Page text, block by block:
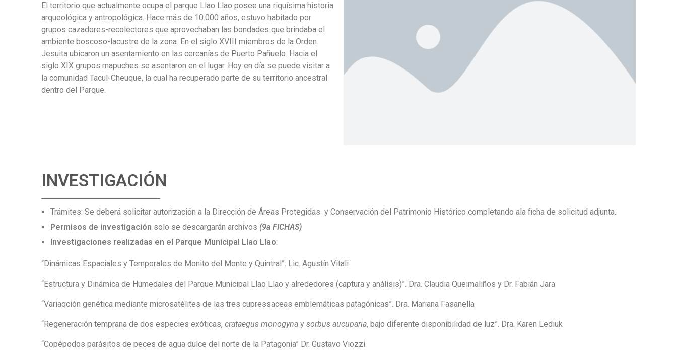
El territorio que actualmente ocupa el parque Llao Llao posee una riquísima historia
arqueológica y antropológica. Hace más de 10.000 años, estuvo habitado por
grupos cazadores-recolectores que aprovechaban las bondades que brindaba el
ambiente boscoso-lacustre de la zona. En el siglo XVIII miembros de la Orden
Jesuita ubicaron un asentamiento en las cercanías de Puerto Pañuelo. Hacia el
siglo XIX grupos mapuches se asentaron en el lugar. Hoy en día se puede visitar a
la comunidad Tacul-Cheuque, la cual ha recuperado parte de su territorio ancestral
dentro del Parque.
INVESTIGACIÓN
Trámites: Se deberá solicitar autorización a la Dirección de Áreas Protegidas y Conservación del Patrimonio Histórico completando ala ficha de solicitud adjunta.
Permisos de investigación solo se descargarán archivos (9a FICHAS)
Investigaciones realizadas en el Parque Municipal Llao Llao:
“Dinámicas Espaciales y Temporales de Monito del Monte y Quintral”. Lic. Agustín Vitali
“Estructura y Dinámica de Humedales del Parque Municipal Llao Llao y alrededores (captura y análisis)”. Dra. Claudia Queimaliños y Dr. Fabián Jara
“Variaqción genética mediante microsatélites de las tres cupressaceas emblemáticas patagónicas”. Dra. Mariana Fasanella
“Regeneración temprana de dos especies exóticas, crataegus monogyna y sorbus aucuparia, bajo diferente disponibilidad de luz”. Dra. Karen Lediuk
“Copépodos parásitos de peces de agua dulce del norte de la Patagonia” Dr. Gustavo Viozzi